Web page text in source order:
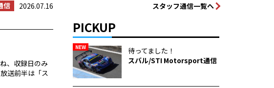
信
2026.07.16
、収録日のみ
送前半は「ス
スタッフ通信一覧へ
PICKUP
NEW
待ってました！
スバル/STI Motorsport通信